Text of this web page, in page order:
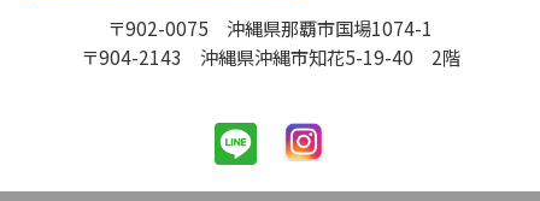
〒902-0075 沖縄県那覇市国場1074-1
〒904-2143 沖縄県沖縄市知花5-19-40 2階